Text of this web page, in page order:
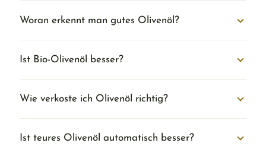
Woran erkennt man gutes Olivenöl?
Ist Bio-Olivenöl besser?
Wie verkoste ich Olivenöl richtig?
Ist teures Olivenöl automatisch besser?